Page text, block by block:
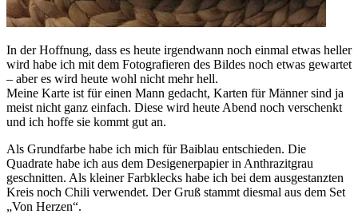
In der Hoffnung, dass es heute irgendwann noch einmal etwas heller
wird habe ich mit dem Fotografieren des Bildes noch etwas gewartet
– aber es wird heute wohl nicht mehr hell.
Meine Karte ist für einen Mann gedacht, Karten für Männer sind ja
meist nicht ganz einfach. Diese wird heute Abend noch verschenkt
und ich hoffe sie kommt gut an.
Als Grundfarbe habe ich mich für Baiblau entschieden. Die
Quadrate habe ich aus dem Desigenerpapier in Anthrazitgrau
geschnitten. Als kleiner Farbklecks habe ich bei dem ausgestanzten
Kreis noch Chili verwendet. Der Gruß stammt diesmal aus dem Set
„Von Herzen“.